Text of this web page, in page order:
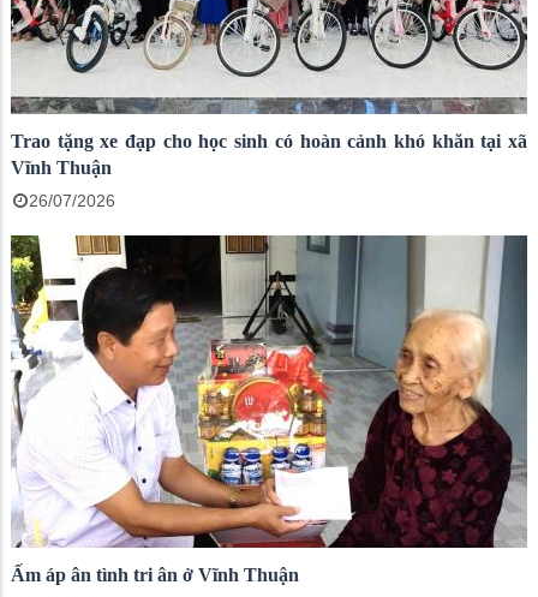
Trao tặng xe đạp cho học sinh có hoàn cảnh khó khăn tại xã
Vĩnh Thuận
26/07/2026
Ấm áp ân tình tri ân ở Vĩnh Thuận